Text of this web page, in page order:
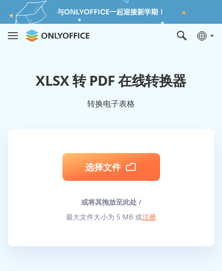
与ONLYOFFICE一起迎接新学期！
XLSX 转 PDF 在线转换器
转换电子表格
选择文件
或将其拖放至此处 /
最大文件大小为 5 MB 或注册